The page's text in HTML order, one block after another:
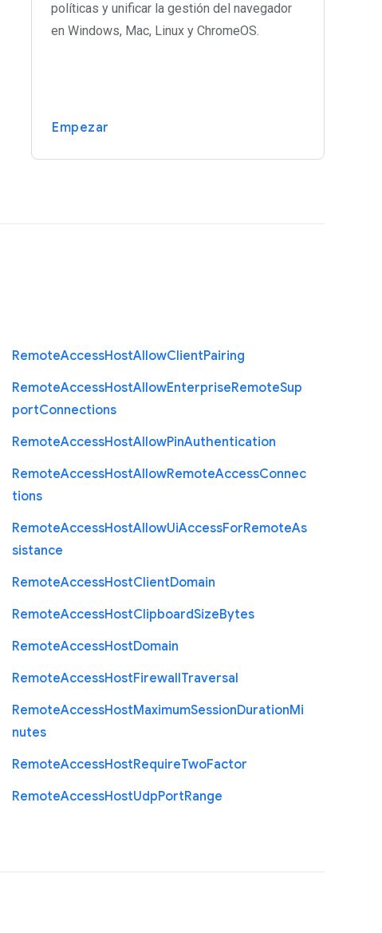
políticas y unificar la gestión del navegador
en Windows, Mac, Linux y ChromeOS.
Empezar
RemoteAccessHostAllowClientPairing
RemoteAccessHostAllowEnterpriseRemoteSup
portConnections
RemoteAccessHostAllowPinAuthentication
RemoteAccessHostAllowRemoteAccessConnec
tions
RemoteAccessHostAllowUiAccessForRemoteAs
sistance
RemoteAccessHostClientDomain
RemoteAccessHostClipboardSizeBytes
RemoteAccessHostDomain
RemoteAccessHostFirewallTraversal
RemoteAccessHostMaximumSessionDurationMi
nutes
RemoteAccessHostRequireTwoFactor
RemoteAccessHostUdpPortRange